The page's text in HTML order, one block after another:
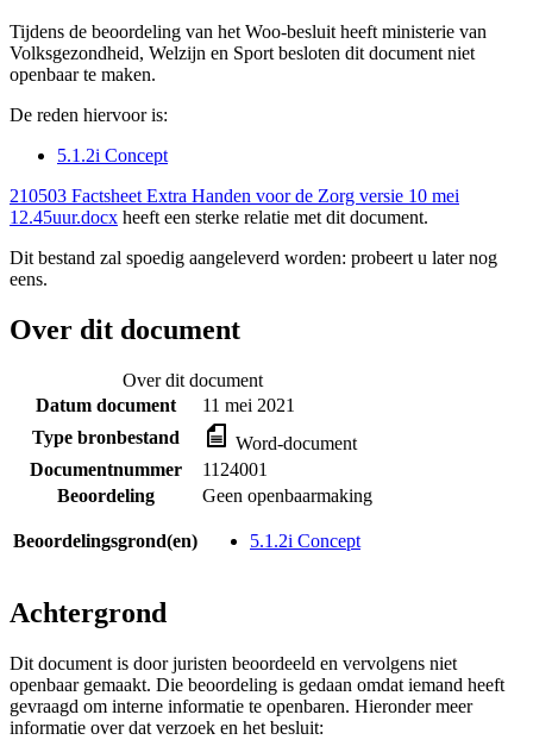
Tijdens de beoordeling van het Woo-besluit heeft ministerie van
Volksgezondheid, Welzijn en Sport besloten dit document niet
openbaar te maken.
De reden hiervoor is:
5.1.2i Concept
210503 Factsheet Extra Handen voor de Zorg versie 10 mei
12.45uur.docx heeft een sterke relatie met dit document.
Dit bestand zal spoedig aangeleverd worden: probeert u later nog
eens.
Over dit document
Over dit document
Datum document
11 mei 2021
Type bronbestand
Word-document
Documentnummer
1124001
Beoordeling
Geen openbaarmaking
Beoordelingsgrond(en) 5.1.2i Concept
Achtergrond
Dit document is door juristen beoordeeld en vervolgens niet
openbaar gemaakt. Die beoordeling is gedaan omdat iemand heeft
gevraagd om interne informatie te openbaren. Hieronder meer
informatie over dat verzoek en het besluit: